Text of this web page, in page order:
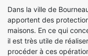
Dans la ville de
apportent des
maisons. En ce qui
il est très utile de
procéder à ces